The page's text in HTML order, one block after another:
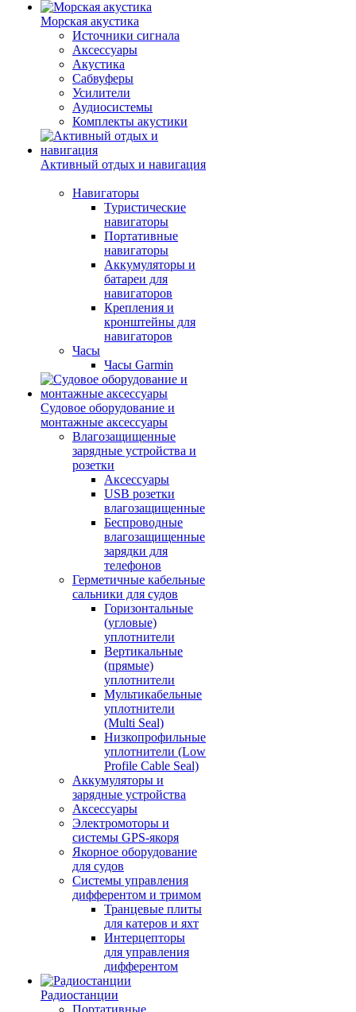
Морская акустика
Источники сигнала
Аксессуары
Акустика
Сабвуферы
Усилители
Аудиосистемы
Комплекты акустики
Активный отдых и навигация
Навигаторы
Туристические
навигаторы
Портативные
навигаторы
Аккумуляторы и
батареи для
навигаторов
Крепления и
кронштейны для
навигаторов
Часы
Часы Garmin
Судовое оборудование и
монтажные аксессуары
Влагозащищенные
зарядные устройства и
розетки
Аксессуары
USB розетки
влагозащищенные
Беспроводные
влагозащищенные
зарядки для
телефонов
Герметичные кабельные
сальники для судов
Горизонтальные
(угловые)
уплотнители
Вертикальные
(прямые)
уплотнители
Мультикабельные
уплотнители
(Multi Seal)
Низкопрофильные
уплотнители (Low
Profile Cable Seal)
Аккумуляторы и
зарядные устройства
Аксессуары
Электромоторы и
системы GPS-якоря
Якорное оборудование
для судов
Системы управления
дифферентом и тримом
Транцевые плиты
для катеров и яхт
Интерцепторы
для управления
дифферентом
Радиостанции
Портативные